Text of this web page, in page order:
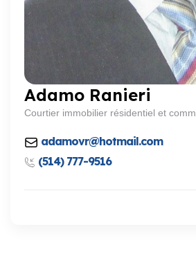
Adamo Ranieri
Courtier immobilier résidentiel et
adamovr@hotmail.com
(514) 777-9516